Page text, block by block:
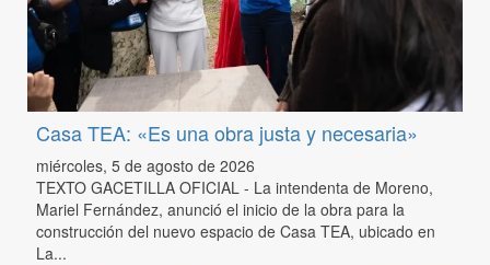
Casa TEA: «Es una obra justa y necesaria»
miércoles, 5 de agosto de 2026
TEXTO GACETILLA OFICIAL - La intendenta de Moreno,
Mariel Fernández, anunció el inicio de la obra para la
construcción del nuevo espacio de Casa TEA, ubicado en
La...